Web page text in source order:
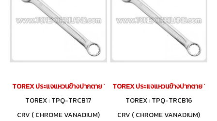
TOREX ประแจแหวนข้างปากตาย 17 มม.
TOREX : TPQ-TRCB17
CRV ( CHROME VANADIUM)
TOREX ประแจแหวนข้างปากตาย 16
TOREX : TPQ-TRCB16
CRV ( CHROME VANADIUM)